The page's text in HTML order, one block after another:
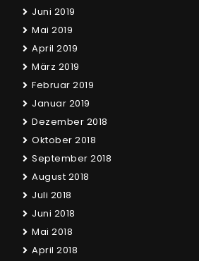
Juni 2019
Mai 2019
April 2019
März 2019
Februar 2019
Januar 2019
Dezember 2018
Oktober 2018
September 2018
August 2018
Juli 2018
Juni 2018
Mai 2018
April 2018